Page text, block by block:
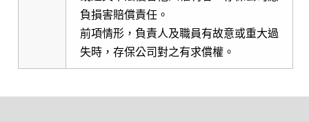
負損害賠償責任。
前項情形，負責人及職員有故意或重大過
失時，存保公司對之有求償權。